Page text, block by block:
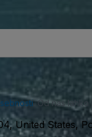
. Od nas
United States,